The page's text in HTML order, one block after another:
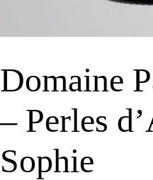
Domaine
– Perles
Sophie